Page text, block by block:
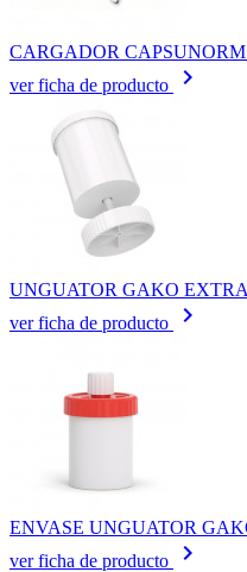
CARGADOR CAPSUNORM
ver ficha de producto
keyboard_arrow_right
UNGUATOR GAKO
ver ficha de producto
keyboard_arrow_right
ENVASE UNGUATOR
ver ficha de producto
keyboard_arrow_right